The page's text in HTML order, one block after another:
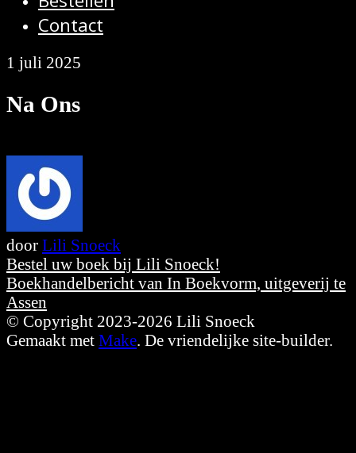
Contact
1 juli 2025
Na Ons
door Lili Snoeck
Bericht
navigatie
Bestel uw boek bij Lili Snoeck!
Boekhandelbericht van In Boekvorm, uitgeverij te
Assen
© Copyright 2023-2026 Lili Snoeck
Gemaakt met Make. De vriendelijke site-builder.